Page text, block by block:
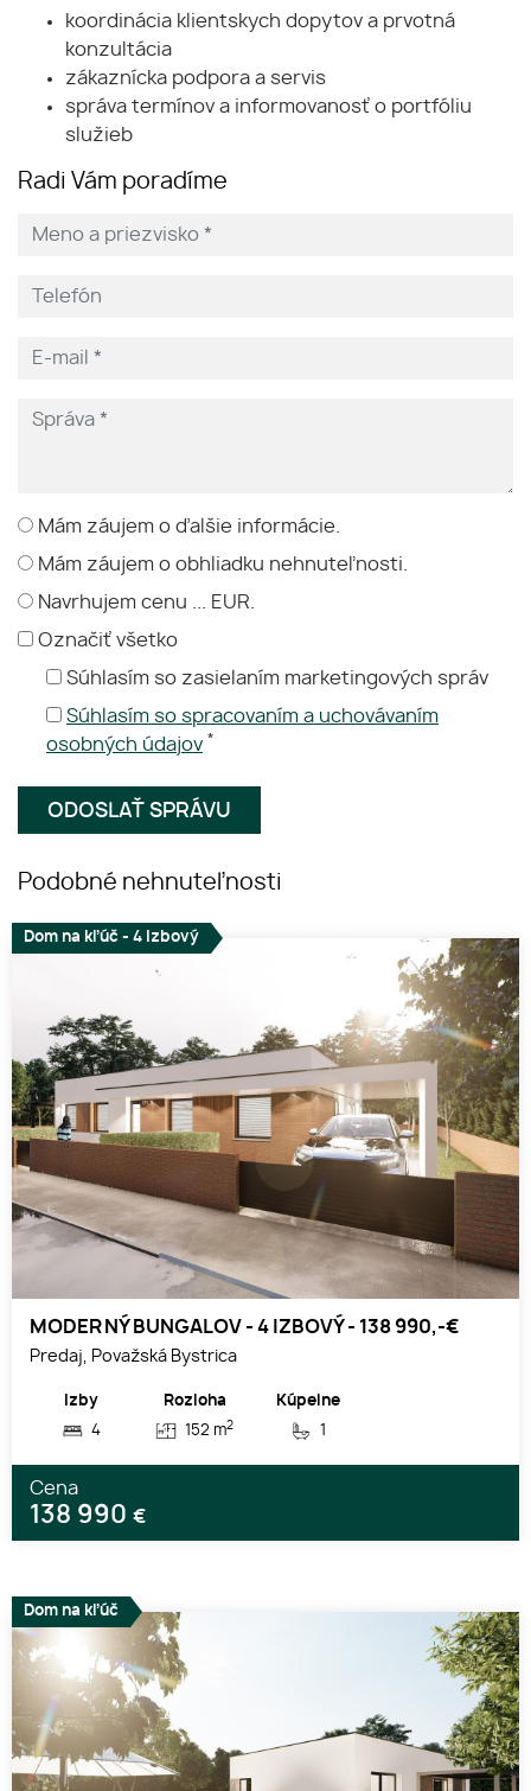
koordinácia klientskych dopytov a prvotná
konzultácia
zákaznícka podpora a servis
správa termínov a informovanosť o portfóliu
služieb
Radi Vám poradíme
Mám záujem o ďalšie informácie.
Mám záujem o obhliadku nehnuteľnosti.
Navrhujem cenu ... EUR.
Označiť všetko
Súhlasím so zasielaním marketingových správ
Súhlasím so spracovaním a uchovávaním
osobných údajov *
Podobné nehnuteľnosti
MODERNÝ BUNGALOV - 4 IZBOVÝ - 138 990,-€
Predaj, Považská Bystrica
Izby
4
Rozloha
152 m2
Kúpelne
1
Cena
138 990 €
Dom na kľúč - 4 izbový
Dom na kľúč